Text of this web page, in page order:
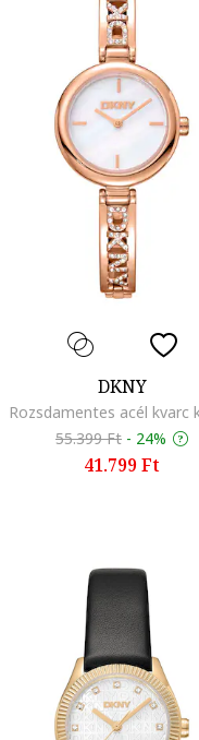
DKNY
55.399 Ft - 24%
41.799 Ft